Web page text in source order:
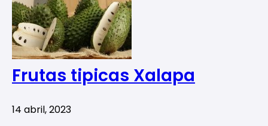
Frutas tipicas Xalapa
14 abril, 2023